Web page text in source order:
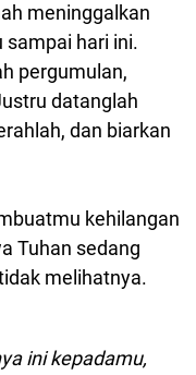
meninggalkan
sampai hari ini.
pergumulan,
datanglah
dan biarkan
kehilangan
Tuhan sedang
melihatnya.
ini kepadamu,